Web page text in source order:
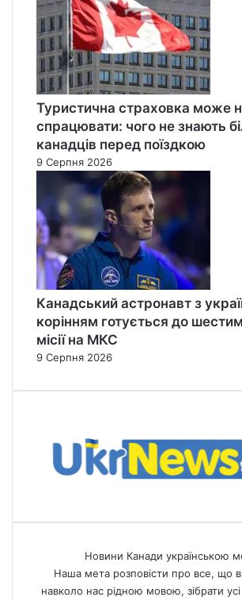
Туристична страховка може
спрацювати: чого не знають
канадців перед поїздкою
9 Серпня 2026
Канадський астронавт з
корінням готується до
місії на МКС
9 Серпня 2026
Новини Канади українською
Наша мета розповісти про все, що
навколо нас рідною мовою, зібрати